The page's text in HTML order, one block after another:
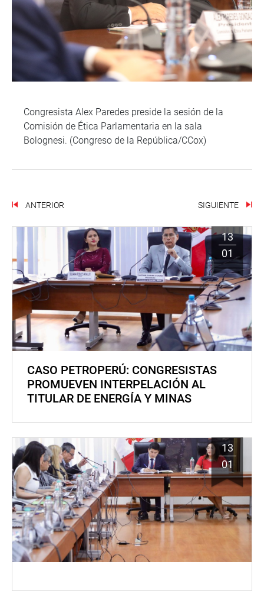
Congresista Alex Paredes preside la sesión de la
Comisión de Ética Parlamentaria en la sala
Bolognesi. (Congreso de la República/CCox)
ANTERIOR SIGUIENTE
13
01
CASO PETROPERÚ: CONGRESISTAS
PROMUEVEN INTERPELACIÓN AL
TITULAR DE ENERGÍA Y MINAS
13
01